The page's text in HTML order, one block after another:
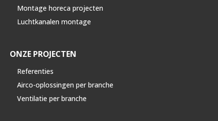
Montage horeca projecten
Luchtkanalen montage
ONZE PROJECTEN
Referenties
Airco-oplossingen per branche
Ventilatie per branche